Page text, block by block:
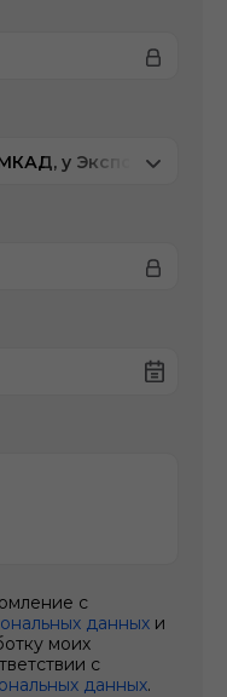
у Экспобела),
с
данных и
моих
с
данных.